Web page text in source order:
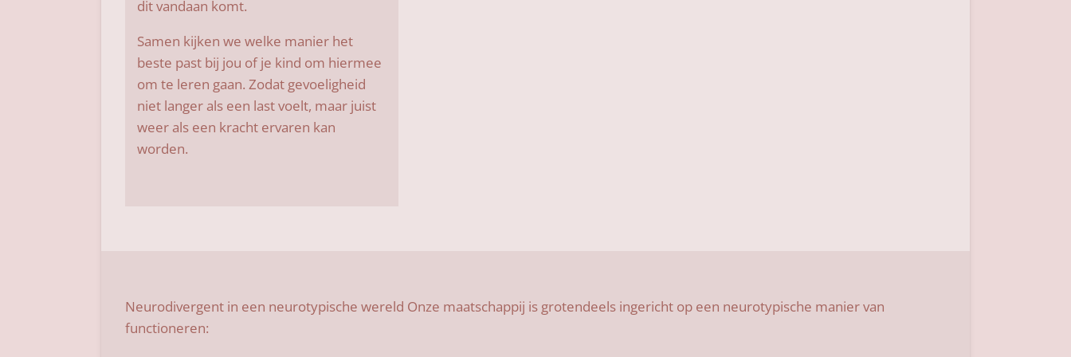
dit vandaan komt.
Samen kijken we welke manier het
beste past bij jou of je kind om hiermee
om te leren gaan. Zodat gevoeligheid
niet langer als een last voelt, maar juist
weer als een kracht ervaren kan
worden.
Neurodivergent in een neurotypische wereld Onze maatschappij is grotendeels ingericht op een neurotypische manier van
functioneren: